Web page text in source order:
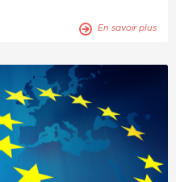
En savoir plus